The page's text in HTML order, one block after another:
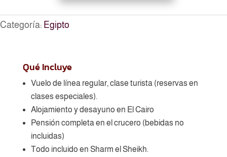
Categoría: Egipto
Qué Incluye
Vuelo de línea regular, clase turista (reservas en
clases especiales).
Alojamiento y desayuno en El Cairo
Pensión completa en el crucero (bebidas no
incluidas)
Todo incluido en Sharm el Sheikh.